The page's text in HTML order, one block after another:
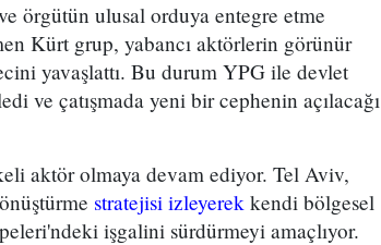
örgütün ulusal orduya entegre etme
Kürt grup, yabancı aktörlerin görünür
yavaşlattı. Bu durum YPG ile devlet
ve çatışmada yeni bir cephenin açılacağı
aktör olmaya devam ediyor. Tel Aviv,
stratejisi izleyerek kendi bölgesel
işgalini sürdürmeyi amaçlıyor.